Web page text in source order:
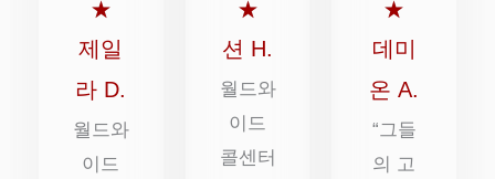
★만
점
에
5
점
제일
라 D.
월드와
이드
★만
점
에
5
점
션 H.
월드와
이드
콜센터
★
점
에
5
점
데미
온 A.
“그들
의 고